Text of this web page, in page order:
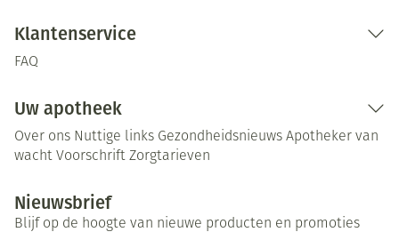
Klantenservice
FAQ
Uw apotheek
Over ons Nuttige links Gezondheidsnieuws Apotheker van
wacht Voorschrift Zorgtarieven
Nieuwsbrief
Blijf op de hoogte van nieuwe producten en promoties